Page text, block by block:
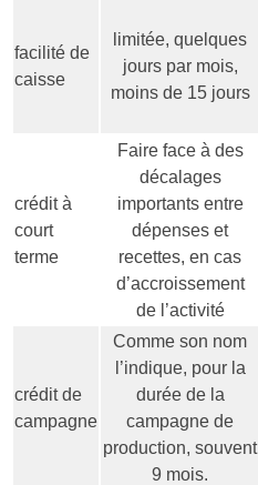
facilité de
caisse
limitée, quelques
jours par mois,
moins de 15 jours
crédit à
court
terme
Faire face à des
décalages
importants entre
dépenses et
recettes, en cas
d’accroissement
de l’activité
crédit de
campagne
Comme son nom
l’indique, pour la
durée de la
campagne de
production, souvent
9 mois.